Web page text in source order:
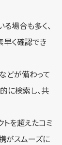
場合も多く、
く確認でき
どが備わって
に検索し、共
を超えたコミ
がスムーズに